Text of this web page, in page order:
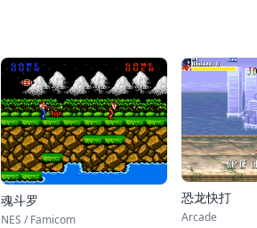
魂斗罗
NES / Famicom
恐龙快打
Arcade